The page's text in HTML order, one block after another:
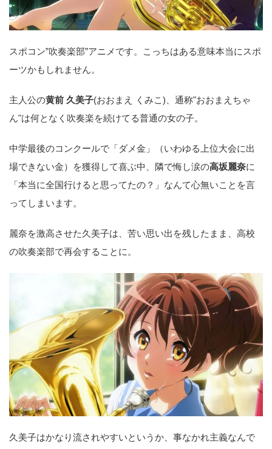
スポコン”吹奏楽部”アニメです。こっちはある意味本当にスポ
ーツかもしれません。
主人公の黄前 久美子(おおまえ くみこ)、通称"おおまえちゃ
ん"は何となく吹奏楽を続けてる普通の女の子。
中学最後のコンクールで「ダメ金」（いわゆる上位大会に出
場できない金）を獲得して喜ぶ中、隣で悔し涙の高坂麗奈に
「本当に全国行けると思ってたの？」なんて心無いことを言
ってしまいます。
麗奈を激高させた久美子は、苦い思い出を残したまま、高校
の吹奏楽部で再会することに。
久美子はかなり流されやすいというか、事なかれ主義なんで